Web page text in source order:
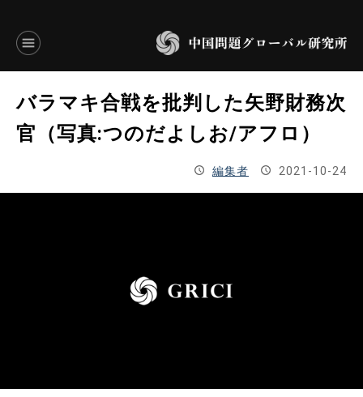
言語別アーカイブ
ENGLISH
お問い合わせ
バラマキ合戦を批判した矢野財務次
官（写真:つのだよしお/アフロ）
編集者 2021-10-24